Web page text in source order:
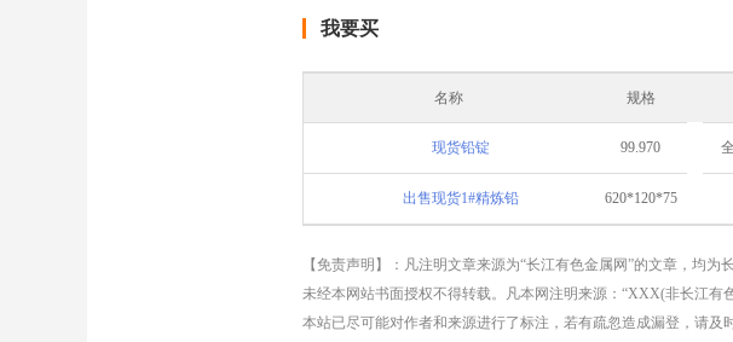
我要买
名称 规格
现货铅锭 99.970
出售现货1#精炼铅 620*120*75
【免责声明】：凡注明文章来源为“长江有色金属网”的文章，均
未经本网站书面授权不得转载。凡本网注明来源：“XXX(非长江有
本站已尽可能对作者和来源进行了标注，若有疏忽造成漏登，请